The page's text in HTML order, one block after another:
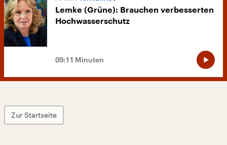
Lemke (Grüne): Brauchen verbesserten
Hochwasserschutz
09:11 Minuten
Zur Startseite